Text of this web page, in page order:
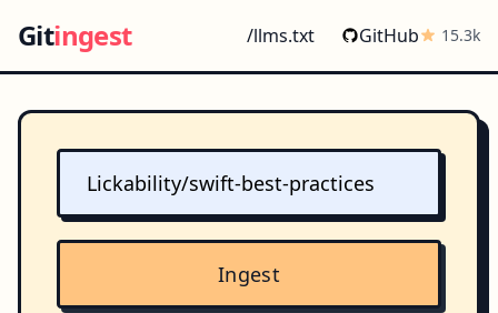
Gitingest /llms.txt GitHub 15.3k
Ingest